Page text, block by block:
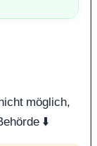
möglich,
⬇️